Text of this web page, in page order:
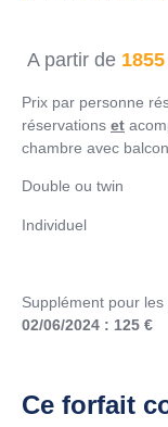
A partir de 1855
Prix par personne
réservations et
chambre avec
Double
Supplément pour
02/06/2024 : 125 €
Ce forfait